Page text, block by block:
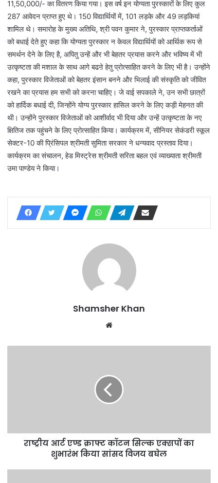
11,50,000/- का वितरण किया गया। इस वर्ष इन योग्यता पुरस्कारों के लिए कुल
287 आवेदन प्राप्त हुए थे। 150 विद्यार्थियों में, 101 लड़के और 49 लड़कियां
शामिल थे। समारोह के मुख्य अतिथि, श्री पवन कुमार ने, पुरस्कार प्राप्तकर्ताओं
को बधाई देते हुए कहा कि योग्यता पुरस्कार न केवल विद्यार्थियों को आर्थिक रूप से
समर्थन देने के लिए है, अपितु उन्हें और भी बेहतर प्रयास करने और भविष्य में भी
उत्कृष्टता की मशाल के साथ आगे बढऩे हेतु प्रोत्साहित करने के लिए भी है। उन्होंने
कहा, पुरस्कार विजेताओं को बेहतर इंसान बनने और भिलाई की संस्कृति को जीवित
रखने का प्रयास हम सभी को करना चाहिए। जे वाई सपकाले ने, उन सभी छात्रों
को हार्दिक बधाई दी, जिन्होंने योग्य पुरस्कार हासिल करने के लिए कड़ी मेहनत की
थी। उन्होंने पुरस्कार विजेताओं को आशीर्वाद भी दिया और उन्हें उत्कृष्टता के नए
क्षितिज तक पहुंचने के लिए प्रोत्साहित किया। कार्यक्रम में, सीनियर सेकंडरी स्कूल
सेक्टर-10 की प्रिंसिपल श्रीमती सुमिता सरकार ने धन्यवाद प्रस्ताव दिया।
कार्यक्रम का संचालन, हेड मिस्ट्रेस श्रीमती सरिता बहल एवं व्याख्याता श्रीमती
उमा पाण्डेय ने किया।
Shamsher Khan
राष्ट्रीय आर्ट एण्ड क्राफ्ट कॉटन सिल्क एक्सपों का
शुभारंभ किया सांसद विजय बघेल